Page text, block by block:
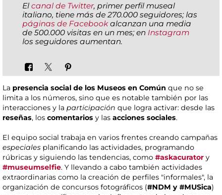
El canal de Twitter, primer perfil museal
italiano, tiene más de 270.000 seguidores; las
páginas de Facebookalcanzan una media
de 500.000 visitas en un mes; en Instagram
los seguidores aumentan.
La presencia social de los Museos en Común que no se
limita a los números, sino que es notable también por las
interacciones y la participación que logra activar: desde las
reseñas, los comentarios y las acciones sociales.
El equipo social trabaja en varios frentes creando campañas
especiales planificando las actividades, programando
rúbricas y siguiendo las tendencias, como #askacurator y
#museumselfie. Y llevando a cabo también actividades
extraordinarias como la creación de perfiles "informales", la
organización de concursos fotográficos (#NDM y #MUSica)